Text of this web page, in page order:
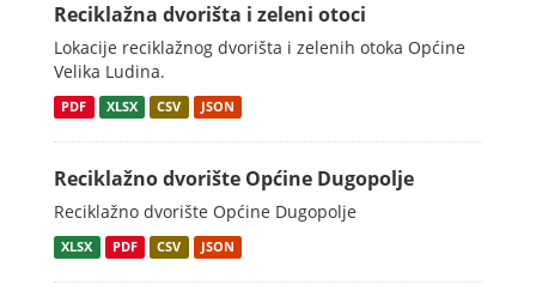
Reciklažna dvorišta i zeleni otoci
Lokacije reciklažnog dvorišta i zelenih otoka Općine
Velika Ludina.
PDF XLSX CSV JSON
Reciklažno dvorište Općine Dugopolje
Reciklažno dvorište Općine Dugopolje
XLSX PDF CSV JSON